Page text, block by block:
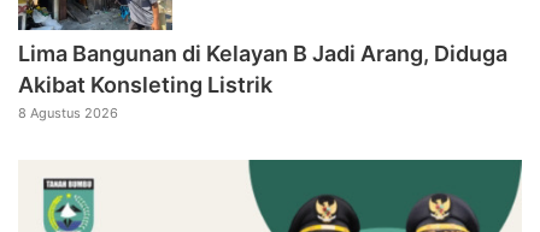
Lima Bangunan di Kelayan B Jadi Arang, Diduga
Akibat Konsleting Listrik
8 Agustus 2026